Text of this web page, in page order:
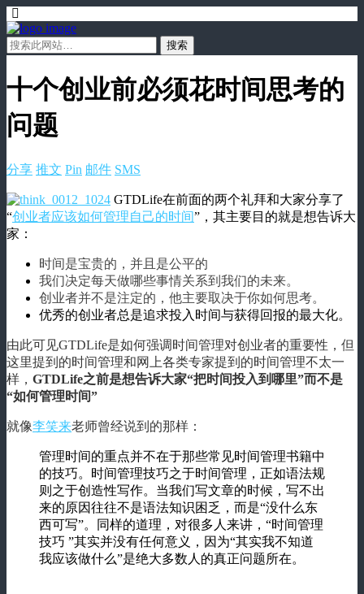
十个创业前必须花时间思考的
问题
分享 推文 Pin 邮件 SMS
GTDLife在前面的两个礼拜和大家分享了
“创业者应该如何管理自己的时间”，其主要目的就是想告诉大
家：
时间是宝贵的，并且是公平的
我们决定每天做哪些事情关系到我们的未来。
创业者并不是注定的，他主要取决于你如何思考。
优秀的创业者总是追求投入时间与获得回报的最大化。
由此可见GTDLife是如何强调时间管理对创业者的重要性，但
这里提到的时间管理和网上各类专家提到的时间管理不太一
样， GTDLife之前是想告诉大家“把时间投入到哪里”而不是
“如何管理时间”
就像李笑来老师曾经说到的那样：
管理时间的重点并不在于那些常见时间管理书籍中
的技巧。时间管理技巧之于时间管理，正如语法规
则之于创造性写作。当我们写文章的时候，写不出
来的原因往往不是语法知识困乏，而是“没什么东
西可写”。同样的道理，对很多人来讲，“时间管理
技巧 ”其实并没有任何意义，因为“其实我不知道
我应该做什么”是绝大多数人的真正问题所在。